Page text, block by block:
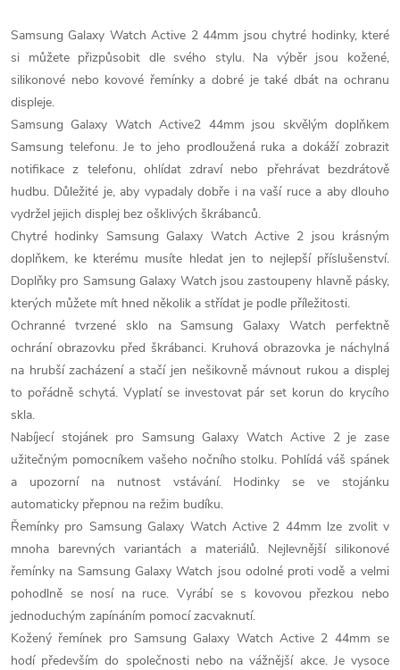
k
t
ů
k
t
ů
v
l
á
d
a
c
í
p
r
v
k
y
v
ý
p
i
s
u
Samsung Galaxy Watch Active 2 44mm jsou chytré hodinky, které
si můžete přizpůsobit dle svého stylu. Na výběr jsou kožené,
silikonové nebo kovové řemínky a dobré je také dbát na ochranu
displeje.
Samsung Galaxy Watch Active2 44mm jsou skvělým doplňkem
Samsung telefonu. Je to jeho prodloužená ruka a dokáží zobrazit
notifikace z telefonu, ohlídat zdraví nebo přehrávat bezdrátově
hudbu. Důležité je, aby vypadaly dobře i na vaší ruce a aby dlouho
vydržel jejich displej bez ošklivých škrábanců.
Chytré hodinky Samsung Galaxy Watch Active 2 jsou krásným
doplňkem, ke kterému musíte hledat jen to nejlepší příslušenství.
Doplňky pro Samsung Galaxy Watch jsou zastoupeny hlavně pásky,
kterých můžete mít hned několik a střídat je podle příležitosti.
Ochranné tvrzené sklo na Samsung Galaxy Watch perfektně
ochrání obrazovku před škrábanci. Kruhová obrazovka je náchylná
na hrubší zacházení a stačí jen nešikovně mávnout rukou a displej
to pořádně schytá. Vyplatí se investovat pár set korun do krycího
skla.
Nabíjecí stojánek pro Samsung Galaxy Watch Active 2 je zase
užitečným pomocníkem vašeho nočního stolku. Pohlídá váš spánek
a upozorní na nutnost vstávání. Hodinky se ve stojánku
automaticky přepnou na režim budíku.
Řemínky pro Samsung Galaxy Watch Active 2 44mm lze zvolit v
mnoha barevných variantách a materiálů. Nejlevnější silikonové
řemínky na Samsung Galaxy Watch jsou odolné proti vodě a velmi
pohodlně se nosí na ruce. Vyrábí se s kovovou přezkou nebo
jednoduchým zapínáním pomocí zacvaknutí.
Kožený řemínek pro Samsung Galaxy Watch Active 2 44mm se
hodí především do společnosti nebo na vážnější akce. Je vysoce